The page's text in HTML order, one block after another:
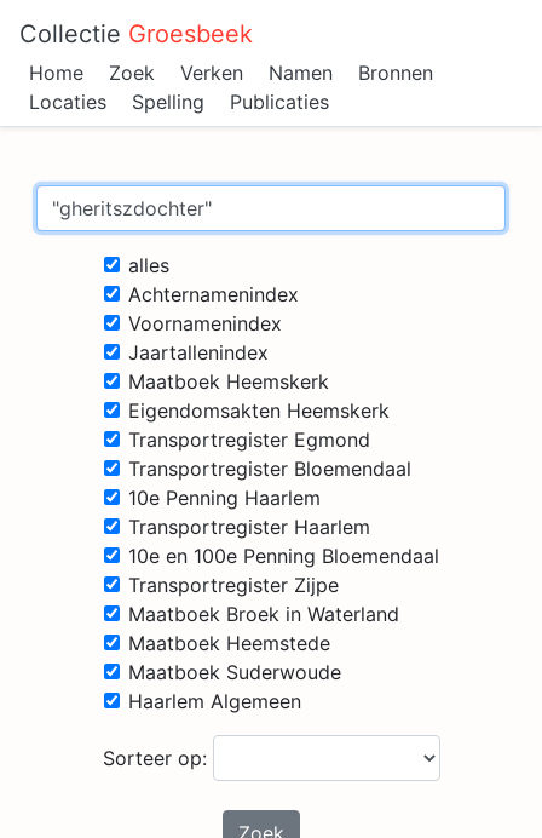
Collectie Groesbeek
Home Zoek Verken Namen
Bronnen
Locaties
Spelling Publicaties
alles
Achternamenindex
Voornamenindex
Jaartallenindex
Maatboek Heemskerk
Eigendomsakten Heemskerk
Transportregister Egmond
Transportregister Bloemendaal
10e Penning Haarlem
Transportregister Haarlem
10e en 100e Penning Bloemendaal
Transportregister Zijpe
Maatboek Broek in Waterland
Maatboek Heemstede
Maatboek Suderwoude
Haarlem Algemeen
Sorteer op:
Zoek